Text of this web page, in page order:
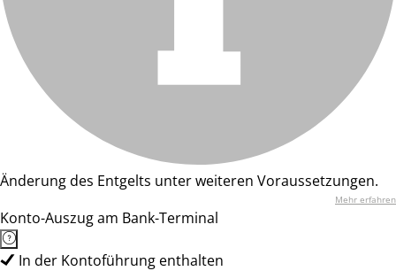
Änderung des Entgelts unter weiteren Voraussetzungen.
Mehr erfahren
Konto-Auszug am Bank-Terminal
In der Kontoführung enthalten